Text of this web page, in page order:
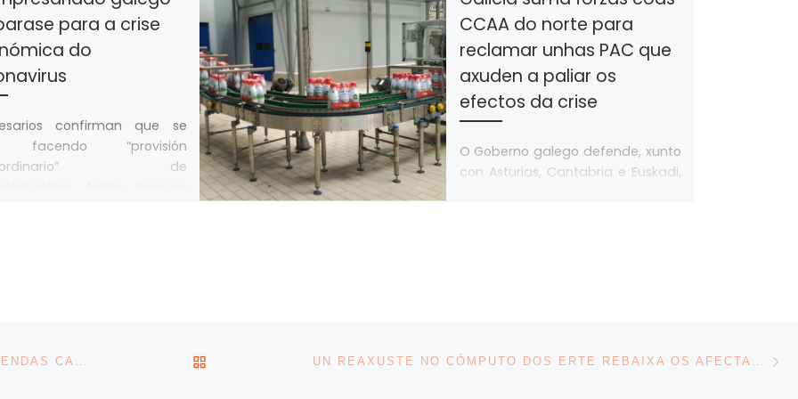
para a crise
do
confirman que se
facendo “provisión
de
CCAA do norte para
reclamar unhas PAC que
axuden a paliar os
efectos da crise
O Goberno galego defende, xunto
con Asturias, Cantabria e Euskadi,
SITUACIÓN “DRAMÁTICA” NO SECTOR TÉXTIL: AS VENDAS CAEN UN 70% POLO CORONAVIRUS BACK TO POST LIST UN REAXUSTE NO CÓMPUTO DOS ERTE REBAIXA OS AFECTADOS EN GALICIA A CASE 193.000